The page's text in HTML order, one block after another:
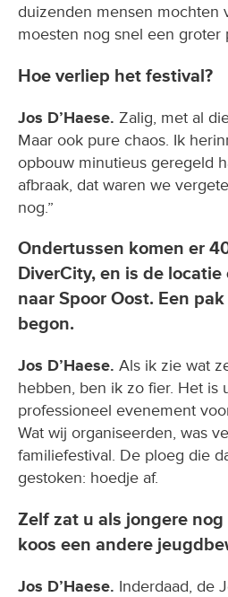
duizenden mensen mochten
moesten nog snel een groter
Hoe verliep het festival?
Jos D’Haese. Zalig, met al
Maar ook pure chaos. Ik
opbouw minutieus geregeld
afbraak, dat waren we
nog.”
Ondertussen komen er
DiverCity, en is de
naar Spoor Oost. Een
begon.
Jos D’Haese. Als ik zie wat
hebben, ben ik zo fier. Het is
professioneel evenement
Wat wij organiseerden, was
familiefestival. De ploeg die
gestoken: hoedje af.
Zelf zat u als jongere nog
koos een andere
Jos D’Haese. Inderdaad, de